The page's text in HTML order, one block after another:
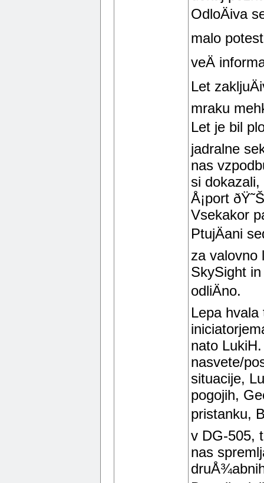
OdloÄiva
malo
veÄ
Let
mraku
Let je bil
jadralne
nas
si
Å¡port ðŸ˜Š
Vsekakor
PtujÄani
za valovno
SkySight
odliÄno.
Lepa
nato
nasvete/
situacije,
pogojih,
pristanku,
v DG-505,
nas